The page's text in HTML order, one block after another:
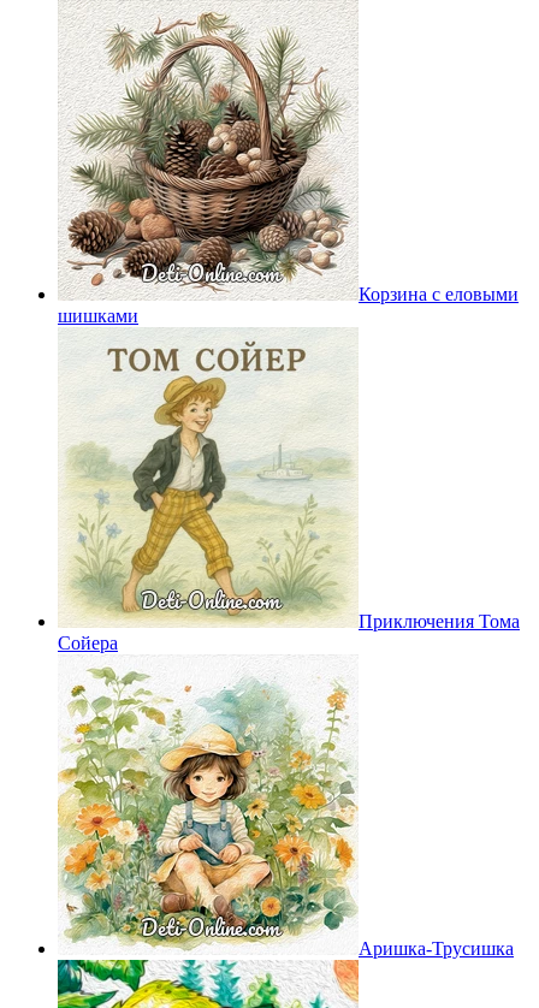
Корзина с еловыми
шишками
Приключения Тома
Сойера
Аришка-Трусишка